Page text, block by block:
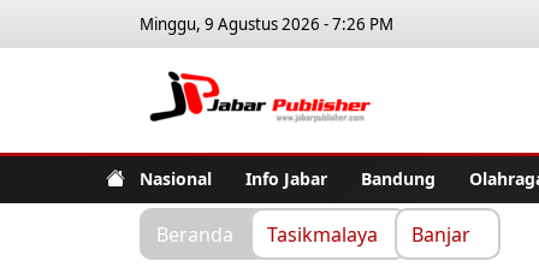
Minggu, 9 Agustus 2026 - 7:26 PM
Nasional Info Jabar Bandung
Beranda Tasikmalaya Banjar